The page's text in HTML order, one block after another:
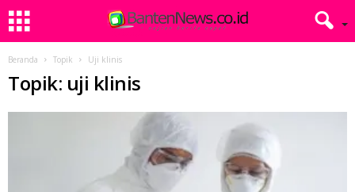
Beranda Topik Uji klinis
Topik: uji klinis